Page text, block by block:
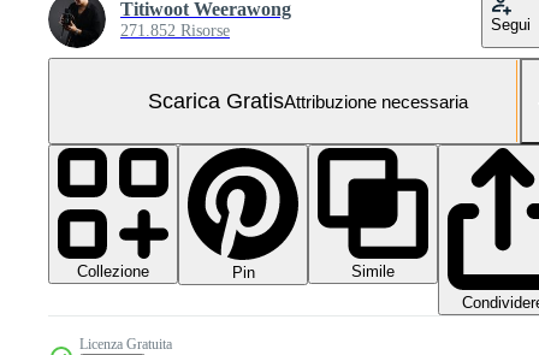
Titiwoot Weerawong
271.852 Risorse Segui
Scarica GratisAttribuzione necessaria
Collezione Pin
Simile
Licenza Gratuita